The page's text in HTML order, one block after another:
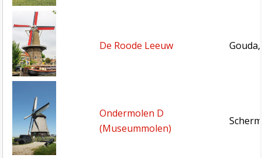
De Roode Leeuw
Ondermolen D
(Museummolen)